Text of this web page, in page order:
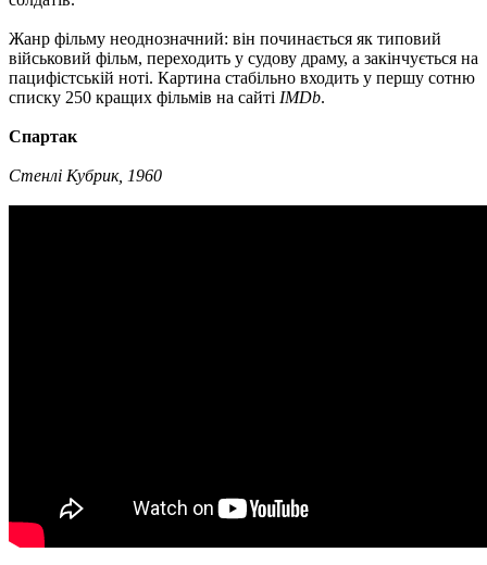
Жанр фільму неоднозначний: він починається як типовий
військовий фільм, переходить у судову драму, а закінчується на
пацифістській ноті. Картина стабільно входить у першу сотню
списку 250 кращих фільмів на сайті IMDb.
Спартак
Стенлі Кубрик, 1960